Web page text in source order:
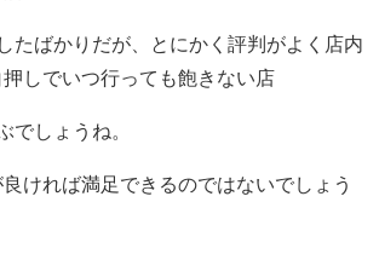
たばかりだが、とにかく評判がよく店内
しでいつ行っても飽きない店
でしょうね。
ければ満足できるのではないでしょう